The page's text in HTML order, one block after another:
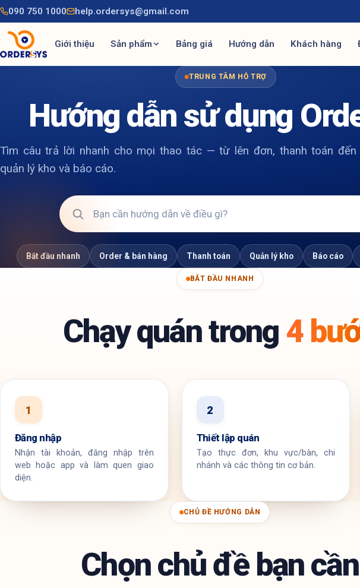
090 750 1000 help.ordersys@gmail.com
Giới thiệu Sản phẩm Bảng giá Hướng dẫn Khách hàng
TRUNG TÂM HỖ TRỢ
Hướng dẫn sử dụng
Tìm câu trả lời nhanh cho mọi thao tác — từ lên đơn, thanh toán đến
quản lý kho và báo cáo.
Bắt đầu nhanh Order & bán hàng Thanh toán Quản lý kho Báo cáo
BẮT ĐẦU NHANH
Chạy quán trong 4
1
Đăng nhập
Nhận tài khoản, đăng nhập trên
web hoặc app và làm quen giao
diện.
2
Thiết lập quán
Tạo thực đơn, khu vực/bàn, chi
nhánh và các thông tin cơ bản.
CHỦ ĐỀ HƯỚNG DẪN
Chọn chủ đề bạn cần